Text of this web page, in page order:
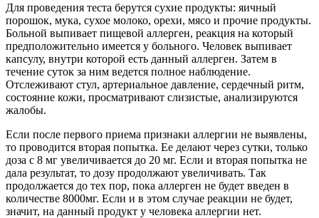
Для проведения теста берутся сухие продукты: яичный
порошок, мука, сухое молоко, орехи, мясо и прочие продукты.
Больной выпивает пищевой аллерген, реакция на который
предположительно имеется у больного. Человек выпивает
капсулу, внутри которой есть данный аллерген. Затем в
течение суток за ним ведется полное наблюдение.
Отслеживают стул, артериальное давление, сердечный ритм,
состояние кожи, просматривают слизистые, анализируются
жалобы.
Если после первого приема признаки аллергии не выявлены,
то проводится вторая попытка. Ее делают через сутки, только
доза с 8 мг увеличивается до 20 мг. Если и вторая попытка не
дала результат, то дозу продолжают увеличивать. Так
продолжается до тех пор, пока аллерген не будет введен в
количестве 8000мг. Если и в этом случае реакции не будет,
значит, на данный продукт у человека аллергии нет.